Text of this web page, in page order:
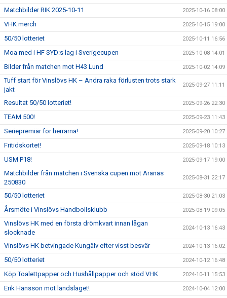
Matchbilder RIK 2025-10-11 2025-10-16 08:00
VHK merch 2025-10-15 19:00
50/50 lotteriet 2025-10-11 16:56
Moa med i HF SYD:s lag i Sverigecupen 2025-10-08 14:01
Bilder från matchen mot H43 Lund 2025-10-02 14:09
Tuff start för Vinslövs HK – Andra raka förlusten trots stark
jakt
2025-09-27 11:11
Resultat 50/50 lotteriet! 2025-09-26 22:30
TEAM 500! 2025-09-23 11:43
Seriepremiär för herrarna! 2025-09-20 10:27
Fritidskortet! 2025-09-18 10:13
USM P18! 2025-09-17 19:00
Matchbilder från matchen i Svenska cupen mot Aranäs
250830
2025-08-31 22:17
50/50 lotteriet 2025-08-30 21:03
Årsmöte i Vinslövs Handbollsklubb 2025-08-19 09:05
Vinslövs HK med en första drömkvart innan lågan
slocknade
2024-10-13 16:43
Vinslövs HK betvingade Kungälv efter visst besvär 2024-10-13 16:02
50/50 lotteriet 2024-10-12 16:48
Köp Toalettpapper och Hushållpapper och stöd VHK 2024-10-11 15:53
Erik Hansson mot landslaget! 2024-10-04 12:00